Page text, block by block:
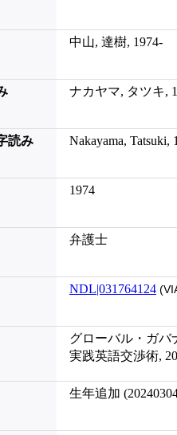
中山, 達樹, 1974-
ナカヤマ, タツキ,
読み Nakayama, Tatsuki,
1974
弁護士
NDL|031764124
グローバル・ガバ
実践英語交渉術,
生年追加